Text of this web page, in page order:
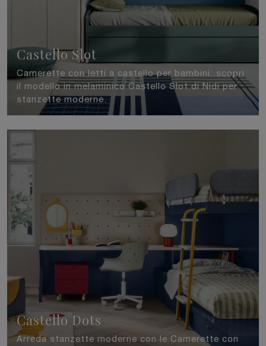
Castello Slot
Camerette con letti a castello per bambini: scopri
il modello in melaminico Castello Slot di Nidi per
stanzette moderne.
Castello Dots
Arreda stanzette moderne con le Camerette con